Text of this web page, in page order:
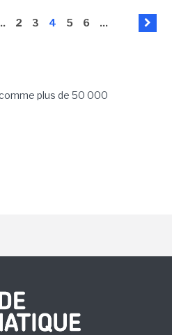
2 3 4 5 6 ...
plus de 50 000